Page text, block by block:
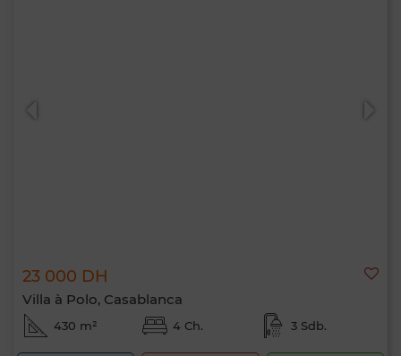
23 000 DH
Villa à Polo, Casablanca
430 m² 4 Ch. 3 Sdb.